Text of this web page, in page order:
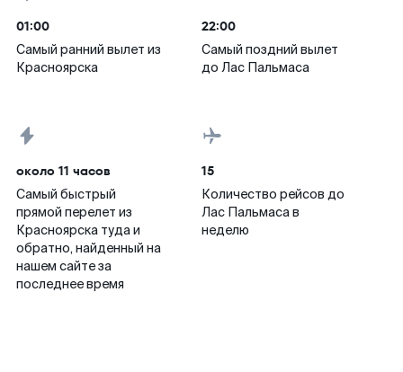
01:00
Самый ранний вылет из
Красноярска
22:00
Самый поздний вылет
до Лас Пальмаса
около 11 часов
Самый быстрый
прямой перелет из
Красноярска туда и
обратно, найденный на
нашем сайте за
последнее время
15
Количество рейсов до
Лас Пальмаса в
неделю